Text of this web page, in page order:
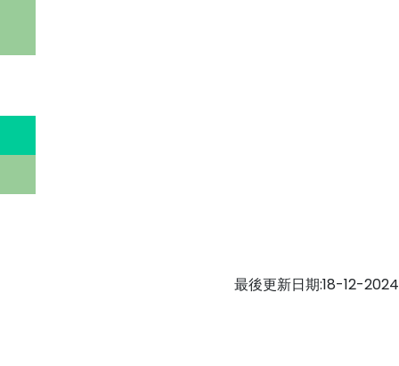
最後更新日期:18-12-2024